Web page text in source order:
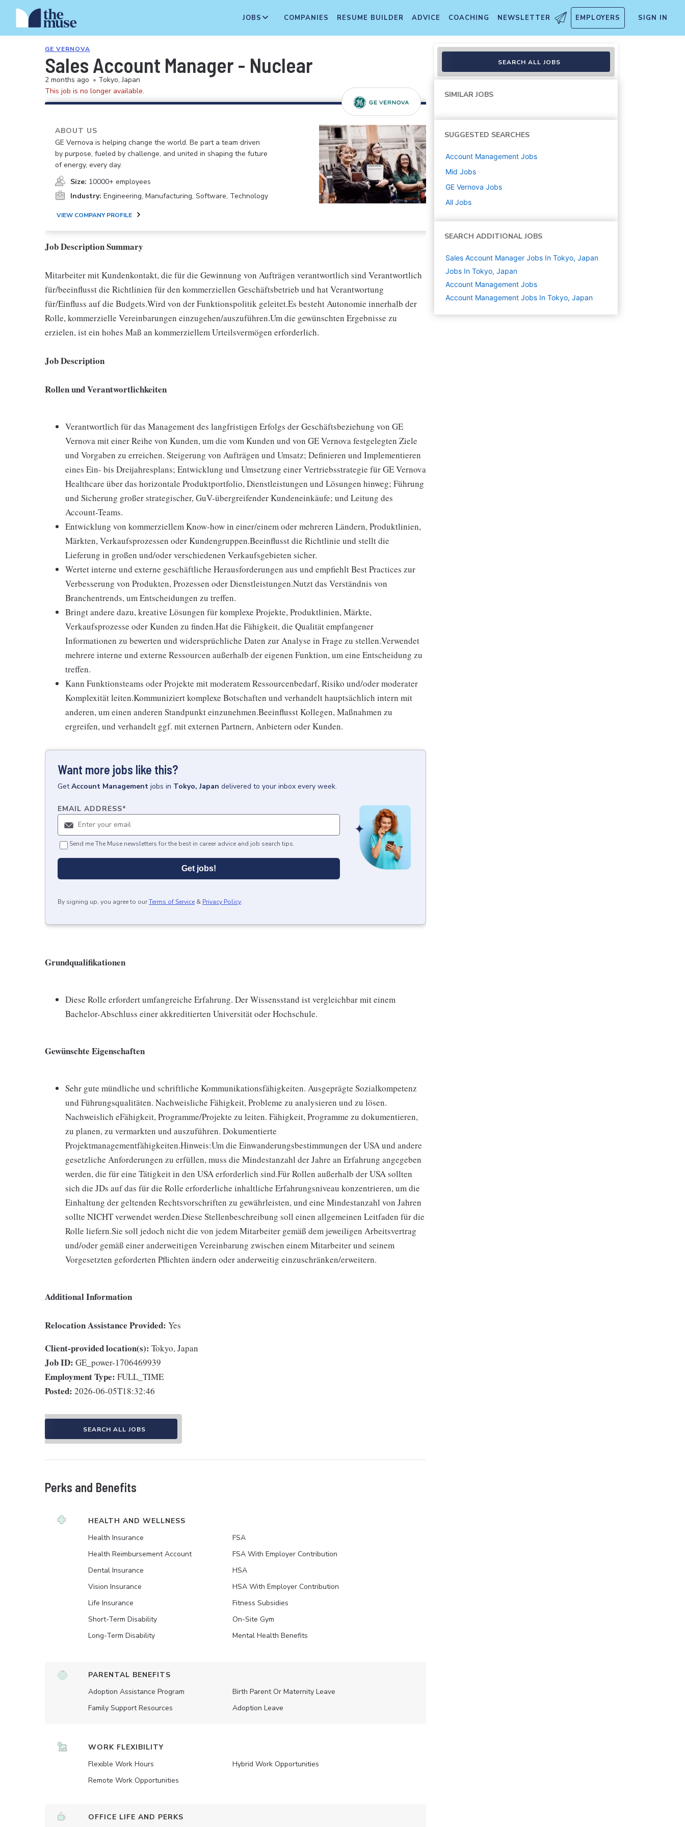
JOBS COMPANIES RESUME BUILDER ADVICE COACHING NEWSLETTER EMPLOYERS SIGN IN
GE VERNOVA
Sales Account Manager - Nuclear
2 months ago • Tokyo, Japan
This job is no longer available.
ABOUT US
GE Vernova is helping change the world. Be part a team driven
by purpose, fueled by challenge, and united in shaping the future
of energy, every day.
Size: 10000+ employees
Industry: Engineering, Manufacturing, Software, Technology
VIEW COMPANY PROFILE
Job Description Summary
Mitarbeiter mit Kundenkontakt, die für die Gewinnung von Aufträgen verantwortlich sind Verantwortlich
für/beeinflusst die Richtlinien für den kommerziellen Geschäftsbetrieb und hat Verantwortung
für/Einfluss auf die Budgets.Wird von der Funktionspolitik geleitet.Es besteht Autonomie innerhalb der
Rolle, kommerzielle Vereinbarungen einzugehen/auszuführen.Um die gewünschten Ergebnisse zu
erzielen, ist ein hohes Maß an kommerziellem Urteilsvermögen erforderlich.
Job Description
Rollen und Verantwortlichkeiten
Verantwortlich für das Management des langfristigen Erfolgs der Geschäftsbeziehung von GE
Vernova mit einer Reihe von Kunden, um die vom Kunden und von GE Vernova festgelegten Ziele
und Vorgaben zu erreichen. Steigerung von Aufträgen und Umsatz; Definieren und Implementieren
eines Ein- bis Dreijahresplans; Entwicklung und Umsetzung einer Vertriebsstrategie für GE Vernova
Healthcare über das horizontale Produktportfolio, Dienstleistungen und Lösungen hinweg; Führung
und Sicherung großer strategischer, GuV-übergreifender Kundeneinkäufe; und Leitung des
Account-Teams.
Entwicklung von kommerziellem Know-how in einer/einem oder mehreren Ländern, Produktlinien,
Märkten, Verkaufsprozessen oder Kundengruppen.Beeinflusst die Richtlinie und stellt die
Lieferung in großen und/oder verschiedenen Verkaufsgebieten sicher.
Wertet interne und externe geschäftliche Herausforderungen aus und empfiehlt Best Practices zur
Verbesserung von Produkten, Prozessen oder Dienstleistungen.Nutzt das Verständnis von
Branchentrends, um Entscheidungen zu treffen.
Bringt andere dazu, kreative Lösungen für komplexe Projekte, Produktlinien, Märkte,
Verkaufsprozesse oder Kunden zu finden.Hat die Fähigkeit, die Qualität empfangener
Informationen zu bewerten und widersprüchliche Daten zur Analyse in Frage zu stellen.Verwendet
mehrere interne und externe Ressourcen außerhalb der eigenen Funktion, um eine Entscheidung zu
treffen.
Kann Funktionsteams oder Projekte mit moderatem Ressourcenbedarf, Risiko und/oder moderater
Komplexität leiten.Kommuniziert komplexe Botschaften und verhandelt hauptsächlich intern mit
anderen, um einen anderen Standpunkt einzunehmen.Beeinflusst Kollegen, Maßnahmen zu
ergreifen, und verhandelt ggf. mit externen Partnern, Anbietern oder Kunden.
Want more jobs like this?
GetAccount Management jobs in Tokyo, Japan delivered to your inbox every week.
EMAIL ADDRESS*
Send me The Muse newsletters for the best in career advice and job search tips.
Get jobs!
By signing up, you agree to ourTerms of Service & Privacy Policy.
Grundqualifikationen
Diese Rolle erfordert umfangreiche Erfahrung. Der Wissensstand ist vergleichbar mit einem
Bachelor-Abschluss einer akkreditierten Universität oder Hochschule.
Gewünschte Eigenschaften
Sehr gute mündliche und schriftliche Kommunikationsfähigkeiten. Ausgeprägte Sozialkompetenz
und Führungsqualitäten. Nachweisliche Fähigkeit, Probleme zu analysieren und zu lösen.
Nachweislich eFähigkeit, Programme/Projekte zu leiten. Fähigkeit, Programme zu dokumentieren,
zu planen, zu vermarkten und auszuführen. Dokumentierte
Projektmanagementfähigkeiten.Hinweis:Um die Einwanderungsbestimmungen der USA und andere
gesetzliche Anforderungen zu erfüllen, muss die Mindestanzahl der Jahre an Erfahrung angegeben
werden, die für eine Tätigkeit in den USA erforderlich sind.Für Rollen außerhalb der USA sollten
sich die JDs auf das für die Rolle erforderliche inhaltliche Erfahrungsniveau konzentrieren, um die
Einhaltung der geltenden Rechtsvorschriften zu gewährleisten, und eine Mindestanzahl von Jahren
sollte NICHT verwendet werden.Diese Stellenbeschreibung soll einen allgemeinen Leitfaden für die
Rolle liefern.Sie soll jedoch nicht die von jedem Mitarbeiter gemäß dem jeweiligen Arbeitsvertrag
und/oder gemäß einer anderweitigen Vereinbarung zwischen einem Mitarbeiter und seinem
Vorgesetzten geforderten Pflichten ändern oder anderweitig einzuschränken/erweitern.
Additional Information
Relocation Assistance Provided: Yes
Client-provided location(s): Tokyo, Japan
Job ID: GE_power-1706469939
Employment Type: FULL_TIME
Posted: 2026-06-05T18:32:46
SEARCH ALL JOBS
Perks and Benefits
HEALTH AND WELLNESS
Health Insurance
Health Reimbursement Account
Dental Insurance
Vision Insurance
Life Insurance
Short-Term Disability
Long-Term Disability
FSA
FSA With Employer Contribution
HSA
HSA With Employer Contribution
Fitness Subsidies
On-Site Gym
Mental Health Benefits
PARENTAL BENEFITS
Adoption Assistance Program
Family Support Resources
Birth Parent Or Maternity Leave
Adoption Leave
WORK FLEXIBILITY
Flexible Work Hours
Remote Work Opportunities
Hybrid Work Opportunities
OFFICE LIFE AND PERKS
SEARCH ALL JOBS
SIMILAR JOBS
SUGGESTED SEARCHES
Account Management Jobs
Mid Jobs
GE Vernova Jobs
All Jobs
SEARCH ADDITIONAL JOBS
Sales Account Manager Jobs In Tokyo, Japan
Jobs In Tokyo, Japan
Account Management Jobs
Account Management Jobs In Tokyo, Japan